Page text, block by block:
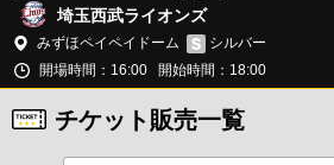
埼玉西武ライオンズ
みずほペイペイドーム
シルバー
開場時間：16:00
開始時間：18:00
チケット販売一覧